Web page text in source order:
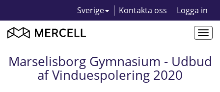
Sverige Kontakta oss Logga in
Marselisborg Gymnasium - Udbud
af Vinduespolering 2020